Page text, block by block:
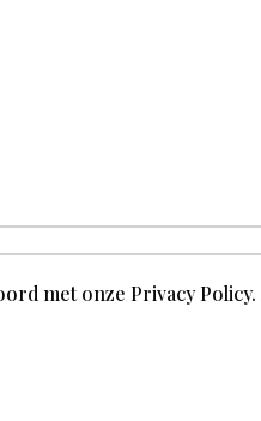
met onze Privacy Policy.